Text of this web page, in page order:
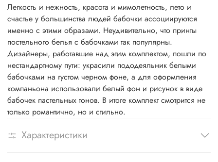
Легкость и нежность, красота и мимолетность, лето и
счастье у большинства людей бабочки ассоциируются
именно с этими образами. Неудивительно, что принты
постельного белья с бабочками так популярны.
Дизайнеры, работавшие над этим комплектом, пошли по
нестандартному пути: украсили пододеяльник белыми
бабочками на густом черном фоне, а для оформления
компаньона использовали белый фон и рисунок в виде
бабочек пастельных тонов. В итоге комплект смотрится не
только романтично, но и стильно.
Характеристики